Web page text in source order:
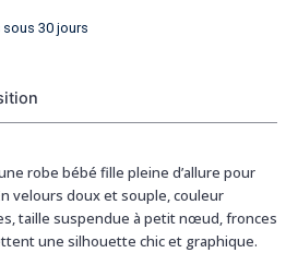
sous 30 jours
robe bébé fille pleine d’allure pour
velours doux et souple, couleur
taille suspendue à petit nœud, fronces
une silhouette chic et graphique.